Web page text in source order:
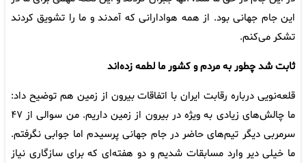
این جام جهانی بود. از همه هوادارانی که آمدند و ما را تشویق کردند
تشکر می‌کنم.
ثابت شد چطور به مردم و کشور ما لطمه زده‌اند
قلعه‌نویی درباره رقابت ایران با اتفاقات بیرون از زمین هم توضیح داد:
ما چالش‌های زیادی به ویژه در بیرون از زمین داریم. من سوالی از ۴۷
سرمربی دیگر تیم‌های حاضر در جام جهانی پرسیدم اما جوابی نگرفتم.
ما خیلی دیر وارد مسابقات شدیم و دو هفته‌ای که برای سازگاری نیاز